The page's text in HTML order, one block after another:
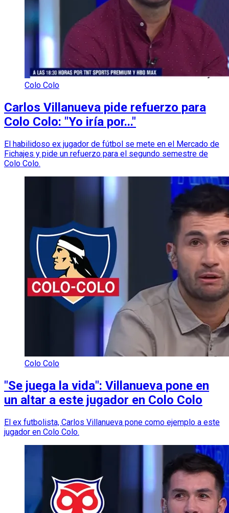
Colo Colo
Carlos Villanueva pide refuerzo para
Colo Colo: "Yo iría por..."
El habilidoso ex jugador de fútbol se mete en el Mercado de
Fichajes y pide un refuerzo para el segundo semestre de
Colo Colo.
Colo Colo
"Se juega la vida": Villanueva pone en
un altar a este jugador en Colo Colo
El ex futbolista, Carlos Villanueva pone como ejemplo a este
jugador en Colo Colo.